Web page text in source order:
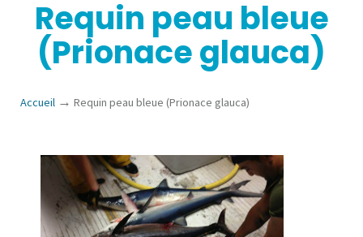
Requin peau bleue
(Prionace glauca)
Accueil → Requin peau bleue (Prionace glauca)